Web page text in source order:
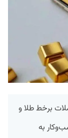
برخط طلا و
به